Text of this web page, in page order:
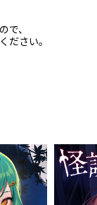
で、
ださい。